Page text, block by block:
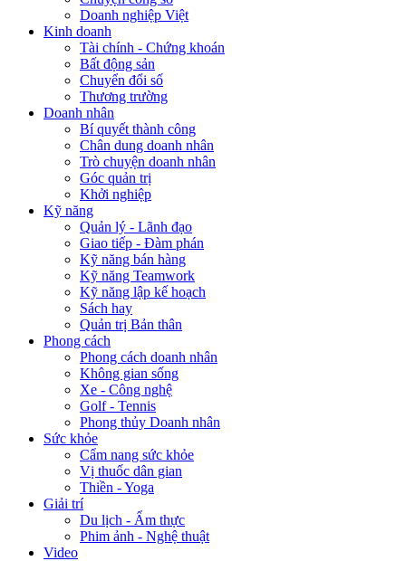
Doanh nghiệp Việt
Kinh doanh
Tài chính - Chứng khoán
Bất động sản
Chuyển đổi số
Thương trường
Doanh nhân
Bí quyết thành công
Chân dung doanh nhân
Trò chuyện doanh nhân
Góc quản trị
Khởi nghiệp
Kỹ năng
Quản lý - Lãnh đạo
Giao tiếp - Đàm phán
Kỹ năng bán hàng
Kỹ năng Teamwork
Kỹ năng lập kế hoạch
Sách hay
Quản trị Bản thân
Phong cách
Phong cách doanh nhân
Không gian sống
Xe - Công nghệ
Golf - Tennis
Phong thủy Doanh nhân
Sức khỏe
Cẩm nang sức khỏe
Vị thuốc dân gian
Thiền - Yoga
Giải trí
Du lịch - Ẩm thực
Phim ảnh - Nghệ thuật
Video